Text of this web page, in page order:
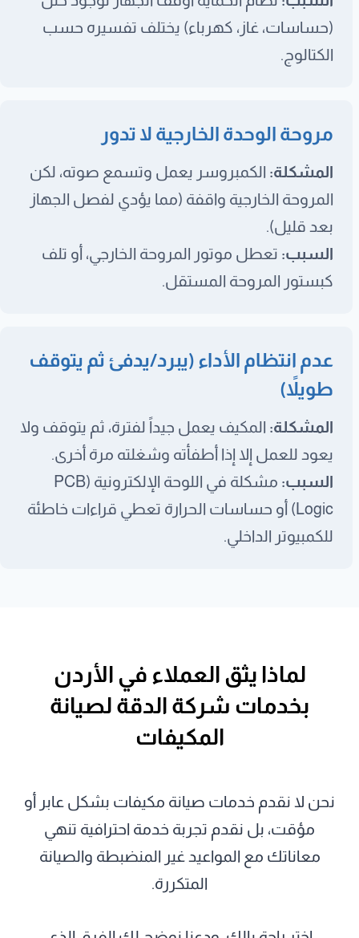
(حساسات، غاز، كهرباء) يختلف تفسيره حسب
الكتالوج.
مروحة الوحدة الخارجية لا تدور
المشكلة: الكمبروسر يعمل وتسمع صوته، لكن
المروحة الخارجية واقفة (مما يؤدي لفصل الجهاز
بعد قليل).
السبب: تعطل موتور المروحة الخارجي، أو تلف
كبستور المروحة المستقل.
عدم انتظام الأداء (يبرد/يدفئ ثم يتوقف
طويلاً)
المشكلة: المكيف يعمل جيداً لفترة، ثم يتوقف ولا
يعود للعمل إلا إذا أطفأته وشغلته مرة أخرى.
السبب:
مشكلة في اللوحة الإلكترونية (PCB
Logic) أو حساسات الحرارة تعطي قراءات خاطئة
للكمبيوتر الداخلي.
لماذا يثق العملاء في الأردن
بخدمات شركة الدقة لصيانة
المكيفات
نحن لا نقدم خدمات صيانة مكيفات بشكل عابر أو
مؤقت، بل نقدم تجربة خدمة احترافية تنهي
معاناتك مع المواعيد غير المنضبطة والصيانة
المتكررة.